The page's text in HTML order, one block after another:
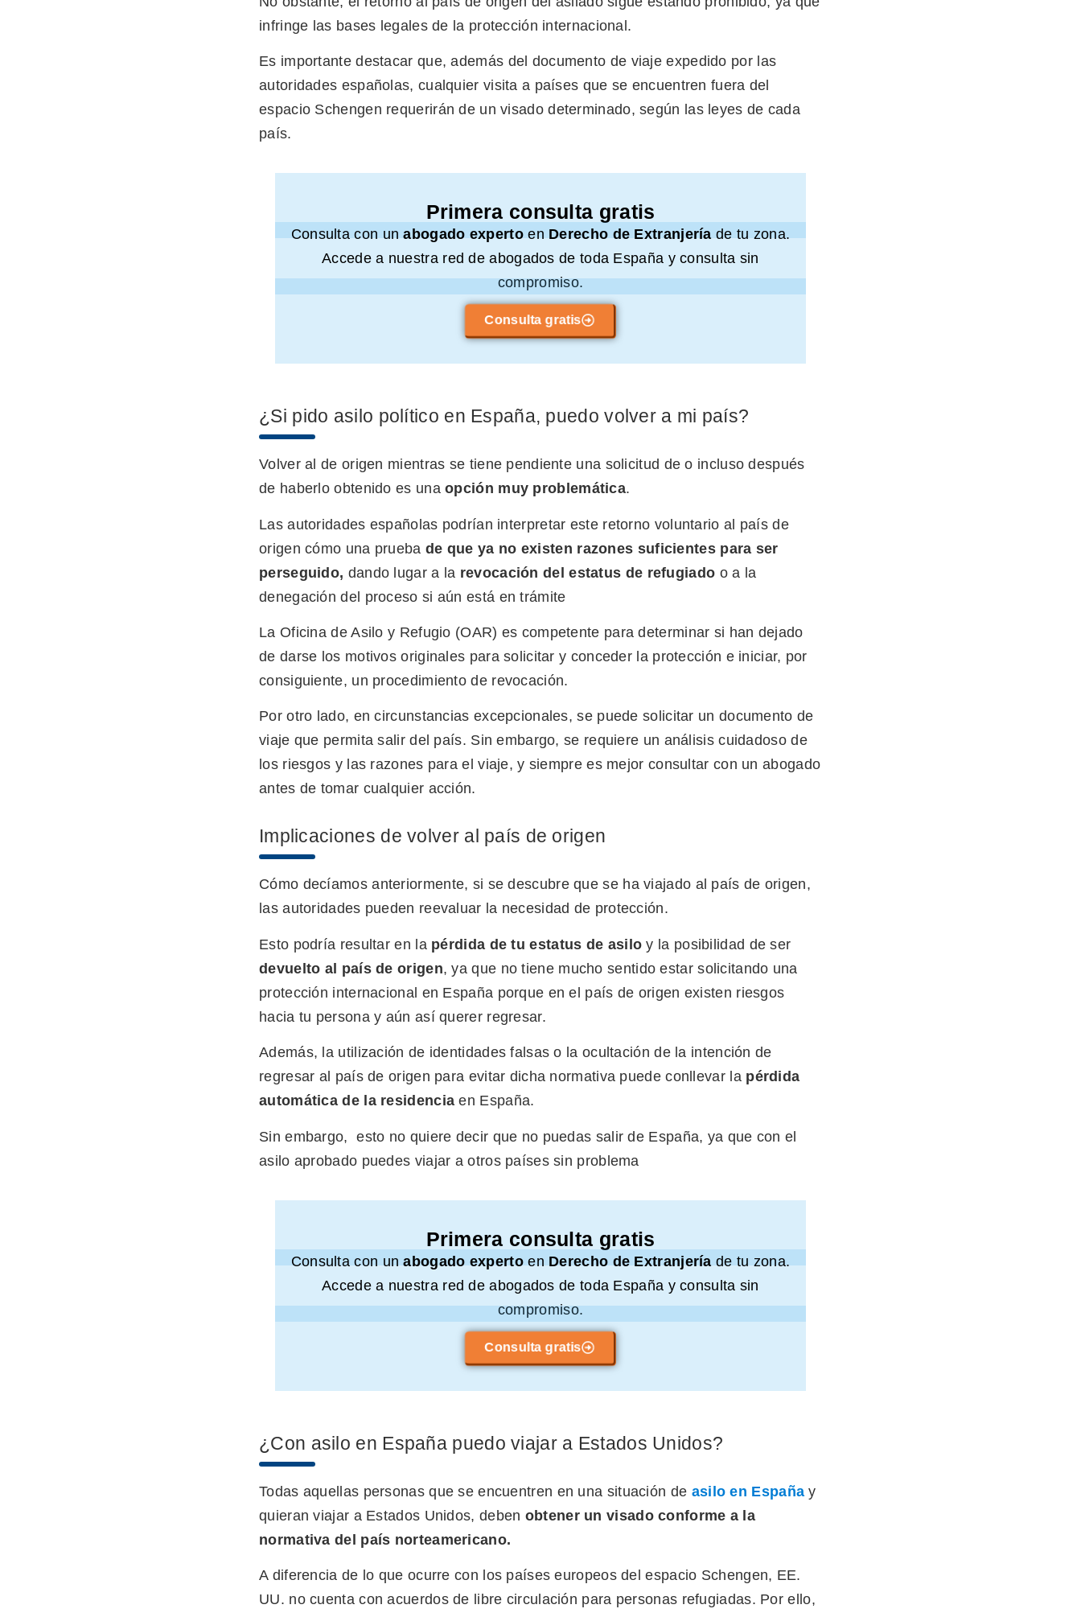
infringe las bases legales de la protección internacional.
Es importante destacar que, además del documento de viaje expedido por las
autoridades españolas, cualquier visita a países que se encuentren fuera del
espacio Schengen requerirán de un visado determinado, según las leyes de cada
país.
Primera consulta gratis
Consulta con unabogado expertoenDerecho de Extranjeríade tu zona.
Accede a nuestra red de abogados de toda España y consulta sin
compromiso.
Consulta gratis
¿Si pido asilo político en España, puedo volver a mi país?
Volver al de origen mientras se tiene pendiente una solicitud de o incluso después
de haberlo obtenido es unaopción muy problemática.
Las autoridades españolas podrían interpretar este retorno voluntario al país de
origen cómo una prueba de que ya no existen razones suficientes para ser
perseguido, dando lugar a la revocación del estatus de refugiado o a la
denegación del proceso si aún está en trámite
La Oficina de Asilo y Refugio (OAR) es competente para determinar si han dejado
de darse los motivos originales para solicitar y conceder la protección e iniciar, por
consiguiente, un procedimiento de revocación.
Por otro lado, en circunstancias excepcionales, se puede solicitar un documento de
viaje que permita salir del país. Sin embargo, se requiere un análisis cuidadoso de
los riesgos y las razones para el viaje, y siempre es mejor consultar con un abogado
antes de tomar cualquier acción.
Implicaciones de volver al país de origen
Cómo decíamos anteriormente, si se descubre que se ha viajado al país de origen,
las autoridades pueden reevaluar la necesidad de protección.
Esto podría resultar en la pérdida de tu estatus de asilo y la posibilidad de ser
devuelto al país de origen, ya que no tiene mucho sentido estar solicitando una
protección internacional en España porque en el país de origen existen riesgos
hacia tu persona y aún así querer regresar.
Además, la utilización de identidades falsas o la ocultación de la intención de
regresar al país de origen para evitar dicha normativa puede conllevar la pérdida
automática de la residencia en España.
Sin embargo, esto no quiere decir que no puedas salir de España, ya que con el
asilo aprobado puedes viajar a otros países sin problema
Primera consulta gratis
Consulta con unabogado expertoenDerecho de Extranjeríade tu zona.
Accede a nuestra red de abogados de toda España y consulta sin
compromiso.
Consulta gratis
¿Con asilo en España puedo viajar a Estados Unidos?
Todas aquellas personas que se encuentren en una situación de asilo en España y
quieran viajar a Estados Unidos, deben obtenerun visado conforme a la
normativa del país norteamericano.
A diferencia de lo que ocurre con los países europeos del espacio Schengen, EE.
UU. no cuenta con acuerdos de libre circulación para personas refugiadas. Por ello,